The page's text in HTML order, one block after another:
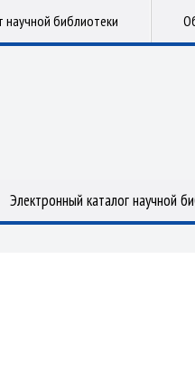
научной библиотеки
Электронный каталог научной